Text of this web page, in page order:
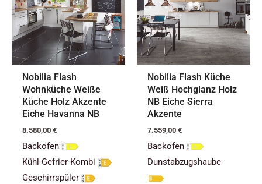
Nobilia Flash
Wohnküche Weiße
Küche Holz Akzente
Eiche Havanna NB
8.580,00 €
Backofen
Kühl-Gefrier-Kombi
Geschirrspüler
Nobilia Flash Küche
Weiß Hochglanz Holz
NB Eiche Sierra
Akzente
7.559,00 €
Backofen
Dunstabzugshaube